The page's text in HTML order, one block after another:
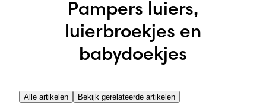
Pampers luiers,
luierbroekjes en
babydoekjes
Alle artikelen Bekijk gerelateerde artikelen